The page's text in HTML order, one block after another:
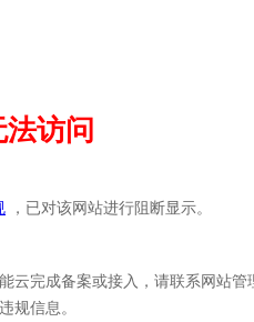
访问
，已对该网站进行阻断显示。
云完成备案或接入，请联系网站管
规信息。